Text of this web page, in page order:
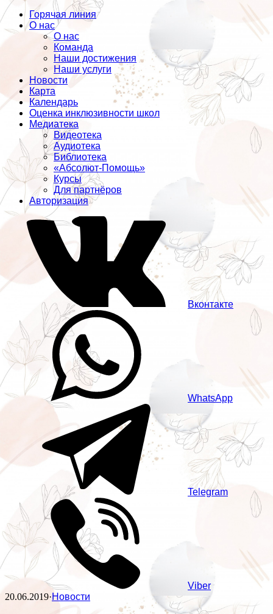
Горячая линия
О нас
О нас
Команда
Наши достижения
Наши услуги
Новости
Карта
Календарь
Оценка инклюзивности школ
Медиатека
Видеотека
Аудиотека
Библиотека
«Абсолют-Помощь»
Курсы
Для партнёров
Авторизация
Вконтакте
WhatsApp
Telegram
Viber
20.06.2019·Новости